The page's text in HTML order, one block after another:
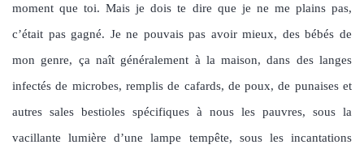
moment que toi. Mais je dois te dire que je ne me plains pas,
c’était pas gagné. Je ne pouvais pas avoir mieux, des bébés de
mon genre, ça naît généralement à la maison, dans des langes
infectés de microbes, remplis de cafards, de poux, de punaises et
autres sales bestioles spécifiques à nous les pauvres, sous la
vacillante lumière d’une lampe tempête, sous les incantations